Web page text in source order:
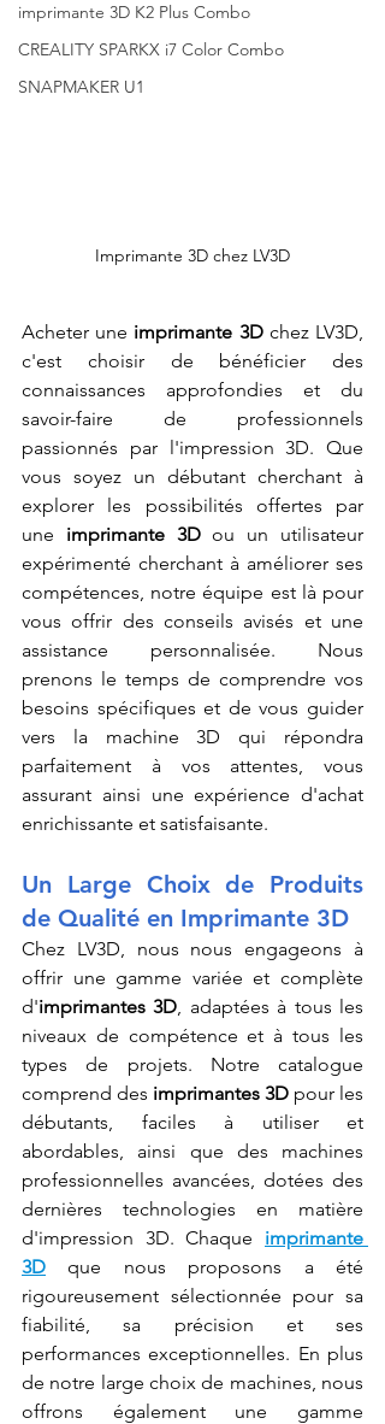
imprimante 3D K2 Plus Combo
CREALITY SPARKX i7 Color Combo
SNAPMAKER U1
Imprimante 3D chez LV3D
Acheter une imprimante 3D chez LV3D,
c'est choisir de bénéficier des
connaissances approfondies et du
savoir-faire de professionnels
passionnés par l'impression 3D. Que
vous soyez un débutant cherchant à
explorer les possibilités offertes par
une imprimante 3D ou un utilisateur
expérimenté cherchant à améliorer ses
compétences, notre équipe est là pour
vous offrir des conseils avisés et une
assistance personnalisée. Nous
prenons le temps de comprendre vos
besoins spécifiques et de vous guider
vers la machine 3D qui répondra
parfaitement à vos attentes, vous
assurant ainsi une expérience d'achat
enrichissante et satisfaisante.
Un Large Choix de Produits
de Qualité en Imprimante 3D
Chez LV3D, nous nous engageons à
offrir une gamme variée et complète
d'imprimantes 3D, adaptées à tous les
niveaux de compétence et à tous les
types de projets. Notre catalogue
comprend des imprimantes 3D pour les
débutants, faciles à utiliser et
abordables, ainsi que des machines
professionnelles avancées, dotées des
dernières technologies en matière
d'impression 3D. Chaque imprimante
3D que nous proposons a été
rigoureusement sélectionnée pour sa
fiabilité, sa précision et ses
performances exceptionnelles. En plus
de notre large choix de machines, nous
offrons également une gamme